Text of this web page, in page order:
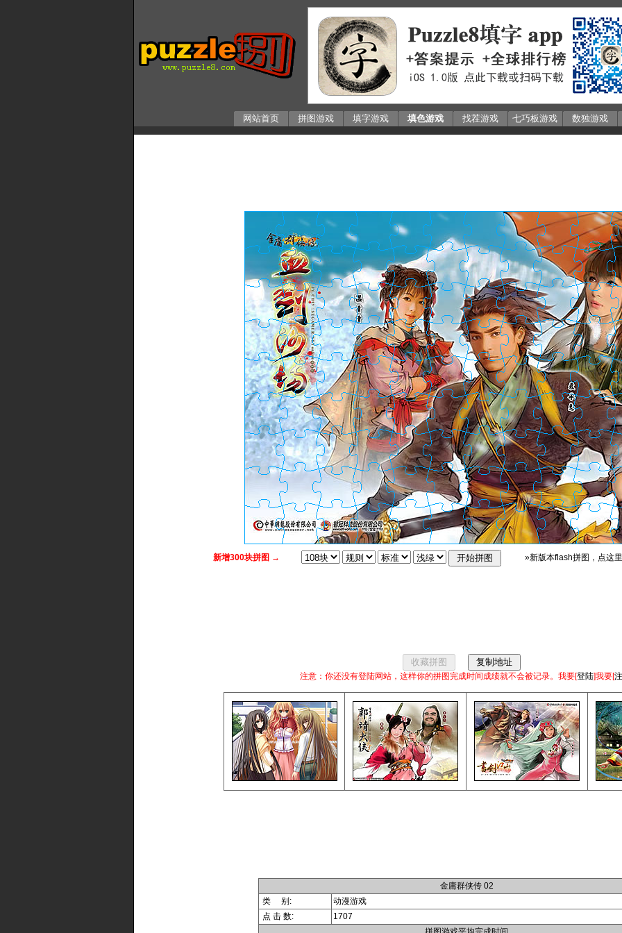
网站首页 拼图游戏 填字游戏 填色游戏 找茬游戏 七巧板游戏 数独游戏
新增300块拼图 → »新版本flash拼图，点这里
注意：你还没有登陆网站，这样你的拼图完成时间成绩就不会被记录。我要[登陆]我要[
金庸群侠传 02
类 别:
动漫游戏
点 击 数:
1707